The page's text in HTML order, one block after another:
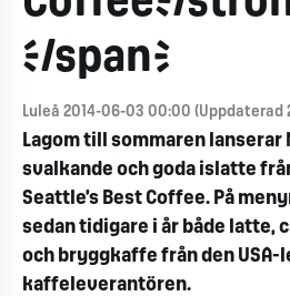
</span>
Luleå 2014-06-03 00:00 (Uppdaterad
Lagom till sommaren lanserar
svalkande och goda islatte
Seattle’s Best Coffee. På
sedan tidigare i år både latte,
och bryggkaffe från den USA-
kaffeleverantören.